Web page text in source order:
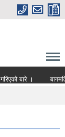
बारे ।
बागमति